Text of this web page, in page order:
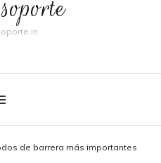
de barrera más importantes